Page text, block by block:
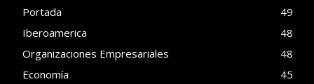
Portada
49
Iberoamerica
48
Organizaciones Empresariales
48
Economía
45